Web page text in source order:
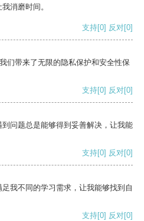
消磨时间。
支持[0] 反对[0]
们带来了无限的隐私保护和安全性保
支持[0] 反对[0]
问题总是能够得到妥善解决，让我能
支持[0] 反对[0]
我不同的学习需求，让我能够找到自
支持[0] 反对[0]